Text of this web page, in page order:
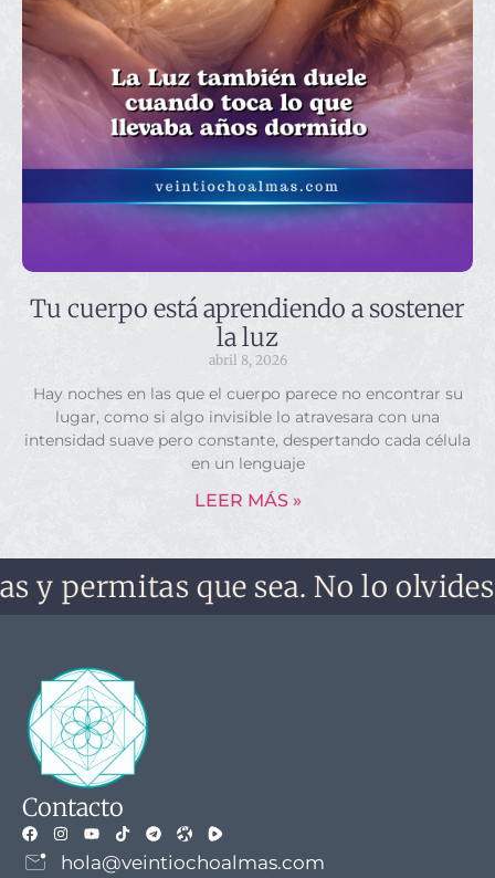
Tu cuerpo está aprendiendo a sostener
la luz
abril 8, 2026
Hay noches en las que el cuerpo parece no encontrar su
lugar, como si algo invisible lo atravesara con una
intensidad suave pero constante, despertando cada célula
en un lenguaje
LEER MÁS »
que sea. No lo olvides, no te
Contacto
hola@veintiochoalmas.com